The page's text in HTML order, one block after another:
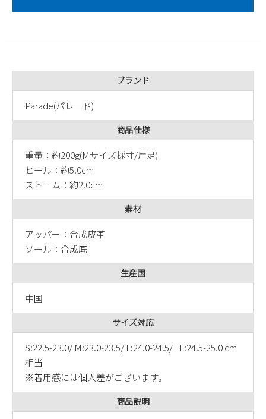
2
3 4 5 6 7
8
2026 年9月
日 月 火 水 木 金
土
1
2 3 4
5
6
7 8 9
13
14
20
21 22
30
新規会員登録
会社概要
プライバシーポリシー
特定商取引法に基づく表示
お問い合わせ
ブランド
Parade(パレード)
商品仕様
重量：約200g(Mサイズ採寸/片足)
ヒール：約5.0cm
ストーム：約2.0cm
素材
アッパー：合成皮革
ソール：合成底
生産国
中国
サイズ対応
S:22.5-23.0/ M:23.0-23.5/ L:24.0-24.5/ LL:24.5-25.0 cm
相当
※着用感には個人差がございます。
商品説明